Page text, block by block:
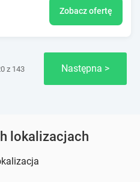
Zobacz ofertę
z 143 Następna
lokalizacjach